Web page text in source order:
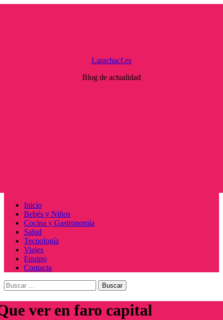
Larachacf.es
Blog de actualidad
Menú
principal
Inicio
Bebés y Niños
Cocina y Gastronomía
Salud
Tecnología
Viajes
Equipo
Contacta
Buscar:
ver en faro capital